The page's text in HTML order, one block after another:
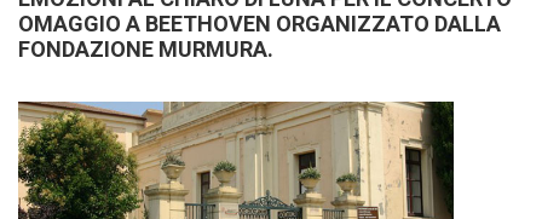
OMAGGIO A BEETHOVEN ORGANIZZATO DALLA
FONDAZIONE MURMURA.